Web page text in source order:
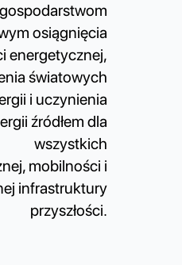
osiągnięcia
energetycznej,
światowych
i uczynienia
źródłem dla
wszystkich
mobilności i
infrastruktury
przyszłości.